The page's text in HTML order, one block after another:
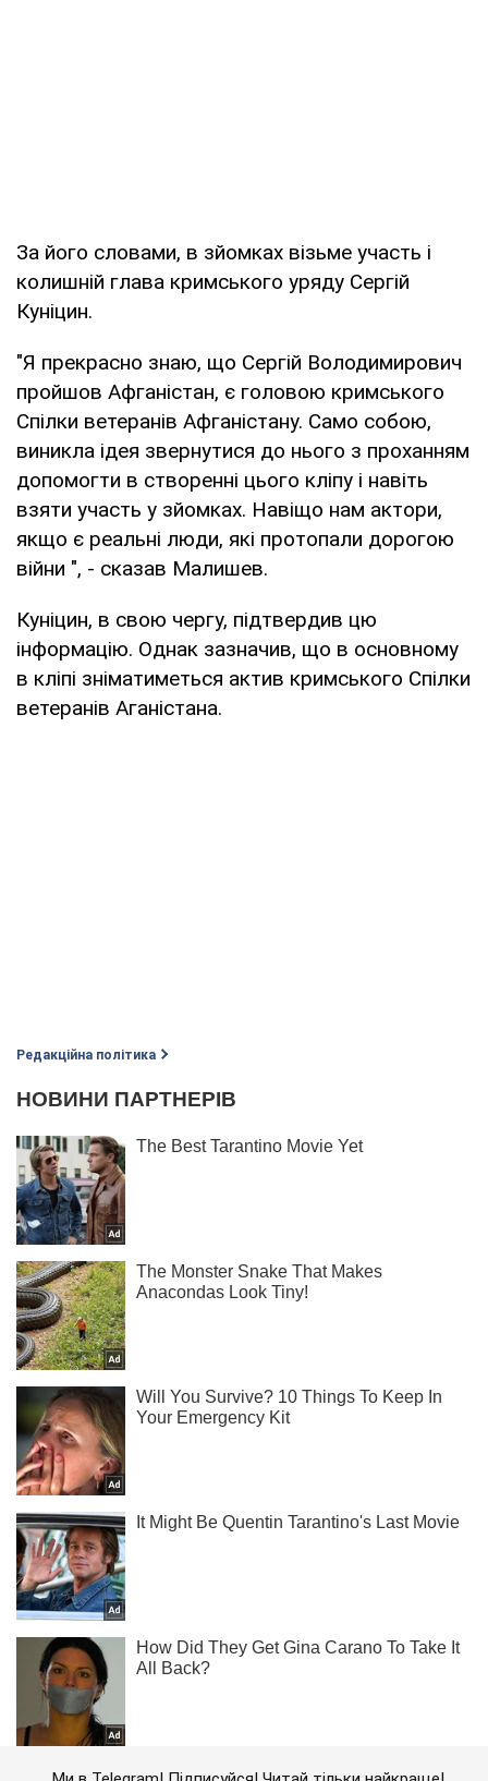
За його словами, в зйомках візьме участь і
колишній глава кримського уряду Сергій
Куніцин.
"Я прекрасно знаю, що Сергій Володимирович
пройшов Афганістан, є головою кримського
Спілки ветеранів Афганістану. Само собою,
виникла ідея звернутися до нього з проханням
допомогти в створенні цього кліпу і навіть
взяти участь у зйомках. Навіщо нам актори,
якщо є реальні люди, які протопали дорогою
війни ", - сказав Малишев.
Куніцин, в свою чергу, підтвердив цю
інформацію. Однак зазначив, що в основному
в кліпі зніматиметься актив кримського Спілки
ветеранів Аганістана.
Редакційна політика